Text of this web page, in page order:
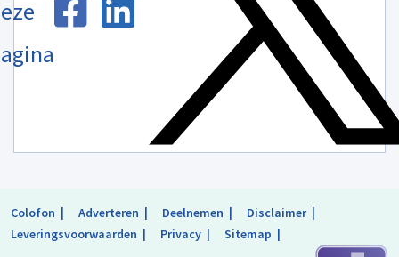
Colofon Adverteren Deelnemen
Disclaimer
Leveringsvoorwaarden
Privacy Sitemap